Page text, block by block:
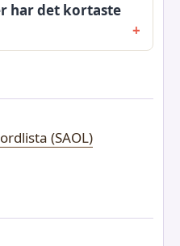
har det kortaste
(SAOL)